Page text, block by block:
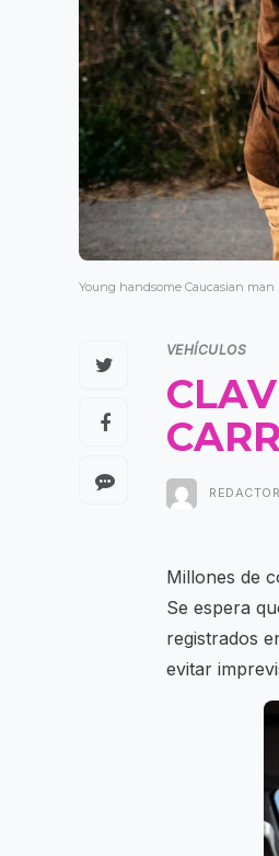
Young handsome Caucasian
VEHÍCULOS
REDACTOR
Millones de
Se espera
registrados
evitar